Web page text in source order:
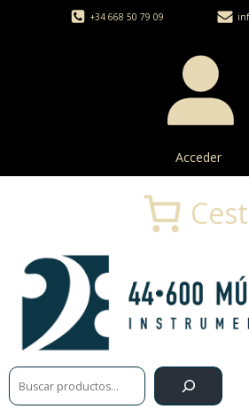
+34 668 50 79 09
Acceder
Buscar